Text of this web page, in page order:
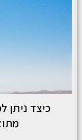
כיצד ניתן